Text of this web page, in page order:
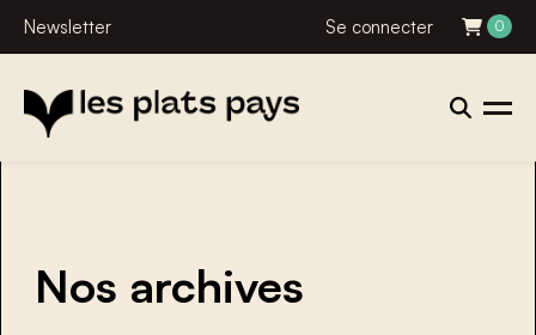
Newsletter Se connecter 0
Nos archives